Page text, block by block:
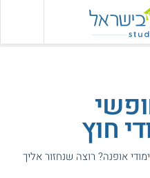
חוץ
אופנה? רוצה שנחזור אליך